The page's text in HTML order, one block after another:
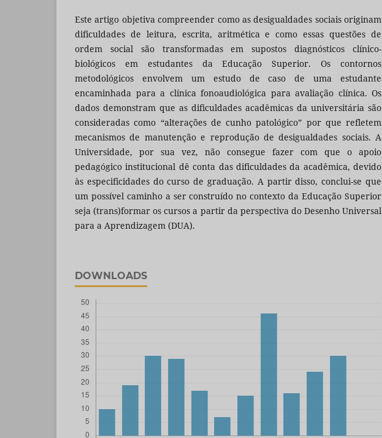
Este artigo objetiva compreender como as desigualdades sociais originam
dificuldades de leitura, escrita, aritmética e como essas questões de
ordem social são transformadas em supostos diagnósticos clínico-
biológicos em estudantes da Educação Superior. Os contornos
metodológicos envolvem um estudo de caso de uma estudante
encaminhada para a clínica fonoaudiológica para avaliação clínica. Os
dados demonstram que as dificuldades acadêmicas da universitária são
consideradas como “alterações de cunho patológico” por que refletem
mecanismos de manutenção e reprodução de desigualdades sociais. A
Universidade, por sua vez, não consegue fazer com que o apoio
pedagógico institucional dê conta das dificuldades da acadêmica, devido
às especificidades do curso de graduação. A partir disso, conclui-se que
um possível caminho a ser construído no contexto da Educação Superior
seja (trans)formar os cursos a partir da perspectiva do Desenho Universal
para a Aprendizagem (DUA).
DOWNLOADS